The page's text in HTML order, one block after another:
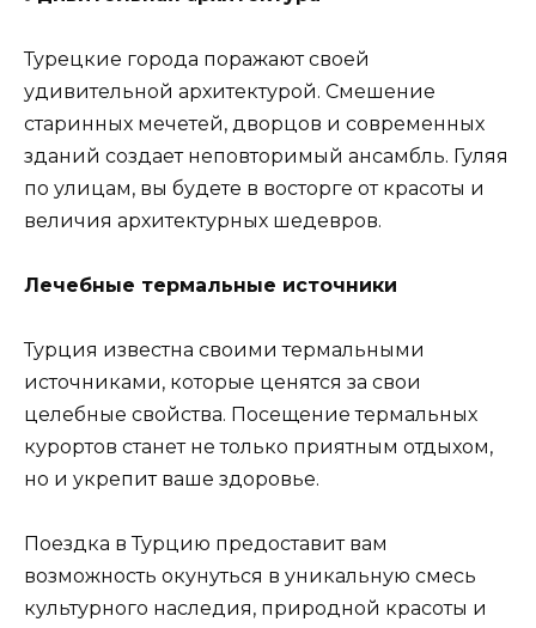
Турецкие города поражают своей
удивительной архитектурой. Смешение
старинных мечетей, дворцов и современных
зданий создает неповторимый ансамбль. Гуляя
по улицам, вы будете в восторге от красоты и
величия архитектурных шедевров.
Лечебные термальные источники
Турция известна своими термальными
источниками, которые ценятся за свои
целебные свойства. Посещение термальных
курортов станет не только приятным отдыхом,
но и укрепит ваше здоровье.
Поездка в Турцию предоставит вам
возможность окунуться в уникальную смесь
культурного наследия, природной красоты и